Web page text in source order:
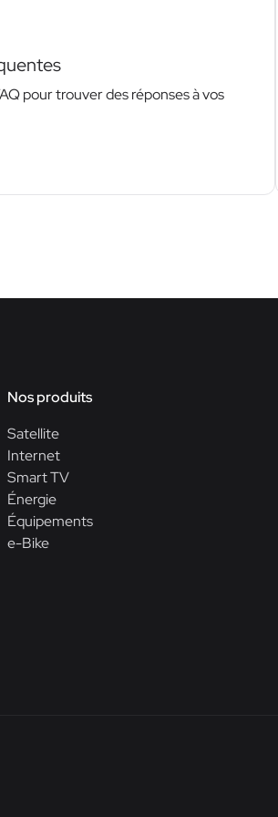
pour trouver des réponses à vos
Nos produits
Satellite
Internet
Smart TV
Énergie
Équipements
e-Bike